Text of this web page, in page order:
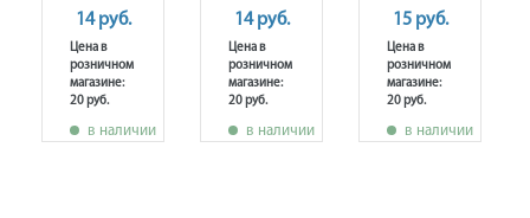
14 руб.
Цена в
розничном
магазине:
20 руб.
в наличии
14 руб.
Цена в
розничном
магазине:
20 руб.
в наличии
15 руб.
Цена в
розничном
магазине:
20 руб.
в наличии